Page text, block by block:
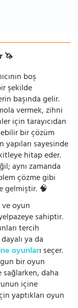
🦄
boş
şekilde
başında gelir.
vermek, zihni
için tarayıcıdan
bir çözüm
yapıları sayesinde
hitap eder.
aynı zamanda
çözme gibi
gelmiştir. 🧠
oyun
sahiptir.
tercih
ya da
oyunları seçer.
bir oyun
sağlarken, daha
içine
yaptıkları oyun